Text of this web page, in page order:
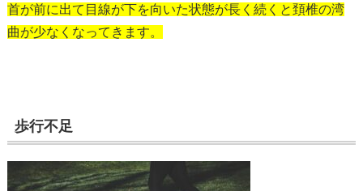
首が前に出て目線が下を向いた状態が長く続くと頚椎の湾
曲が少なくなってきます。
歩行不足